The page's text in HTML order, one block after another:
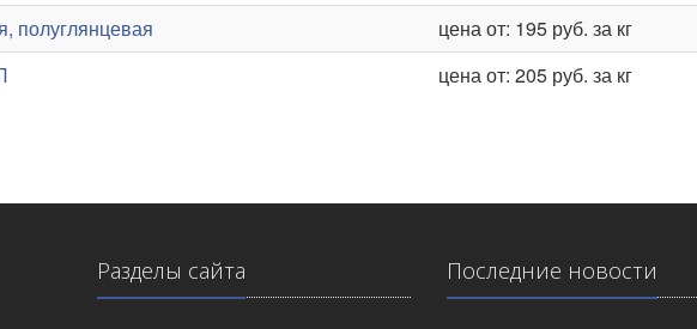
полуглянцевая
цена от: 195 руб. за кг
цена от: 205 руб. за кг
Разделы сайта Последние новости